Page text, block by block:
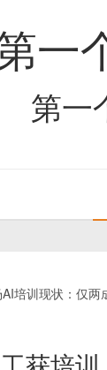
一
第一
培训现状：仅两